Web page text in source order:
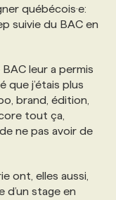
québécois·e:
suivie du BAC en
leur a permis
que j’étais plus
brand, édition,
tout ça,
ne pas avoir de
ont, elles aussi,
d’un stage en